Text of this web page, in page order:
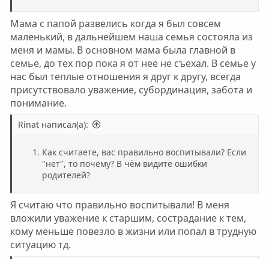
Мама с папой развелись когда я был совсем
маленький, в дальнейшем наша семья состояла из
меня и мамы. В основном мама была главной в
семье, до тех пор пока я от нее не съехал. В семье у
нас был теплые отношения я друг к другу, всегда
присутствовало уважение, субординация, забота и
понимание.
Rinat написал(а):
Как считаете, вас правильно воспитывали? Если
"нет", то почему? В чём видите ошибки
родителей?
Я считаю что правильно воспитывали! В меня
вложили уважение к старшим, сострадание к тем,
кому меньше повезло в жизни или попал в трудную
ситуацию тд.